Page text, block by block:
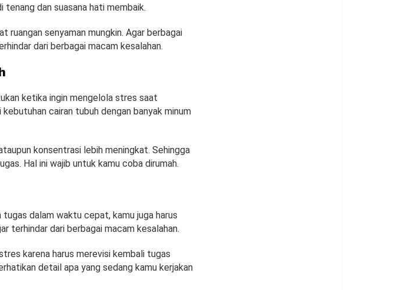
tenang dan suasana hati membaik.
ruangan senyaman mungkin. Agar berbagai
dari berbagai macam kesalahan.
ketika ingin mengelola stres saat
cairan tubuh dengan banyak minum
konsentrasi lebih meningkat. Sehingga
Hal ini wajib untuk kamu coba dirumah.
dalam waktu cepat, kamu juga harus
terhindar dari berbagai macam kesalahan.
karena harus merevisi kembali tugas
detail apa yang sedang kamu kerjakan